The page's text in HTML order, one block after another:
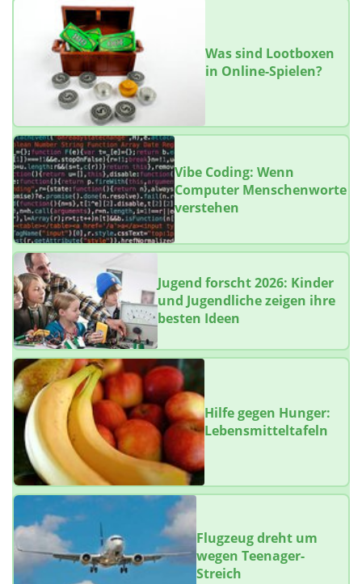
Was sind Lootboxen
in Online-Spielen?
Vibe Coding: Wenn
Computer Menschenworte
verstehen
Jugend forscht 2026: Kinder
und Jugendliche zeigen ihre
besten Ideen
Hilfe gegen Hunger:
Lebensmitteltafeln
Flugzeug dreht um
wegen Teenager-
Streich